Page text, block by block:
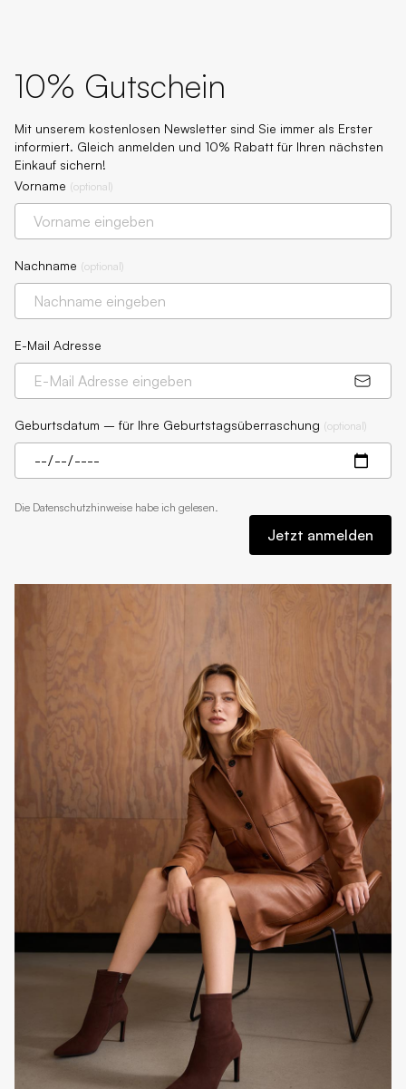
10% Gutschein
Mit unserem kostenlosen Newsletter sind Sie immer als Erster
informiert. Gleich anmelden und 10% Rabatt für Ihren nächsten
Einkauf sichern!
Vorname (optional)
Nachname (optional)
E-Mail Adresse
Geburtsdatum – für Ihre Geburtstagsüberraschung (optional)
Die Datenschutzhinweise habe ich gelesen.
Jetzt anmelden